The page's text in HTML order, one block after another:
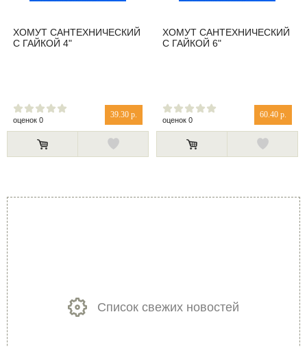
ХОМУТ САНТЕХНИЧЕСКИЙ
С ГАЙКОЙ 4"
39.30 р.
оценок 0
ХОМУТ САНТЕХНИЧЕСКИЙ
С ГАЙКОЙ 6"
60.40 р.
оценок 0
Список свежих новостей